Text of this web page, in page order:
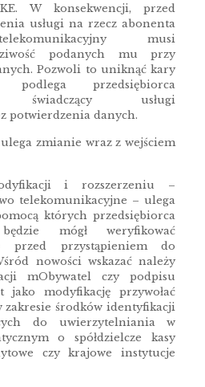
W konsekwencji, przed
usługi na rzecz abonenta
musi
podanych mu przy
Pozwoli to uniknąć kary
przedsiębiorca
świadczący usługi
potwierdzenia danych.
zmianie wraz z wejściem
i rozszerzeniu –
telekomunikacyjne – ulega
których przedsiębiorca
mógł weryfikować
przed przystąpieniem do
nowości wskazać należy
mObywatel czy podpisu
jako modyfikację przywołać
zakresie środków identyfikacji
do uwierzytelniania w
o spółdzielcze kasy
czy krajowe instytucje